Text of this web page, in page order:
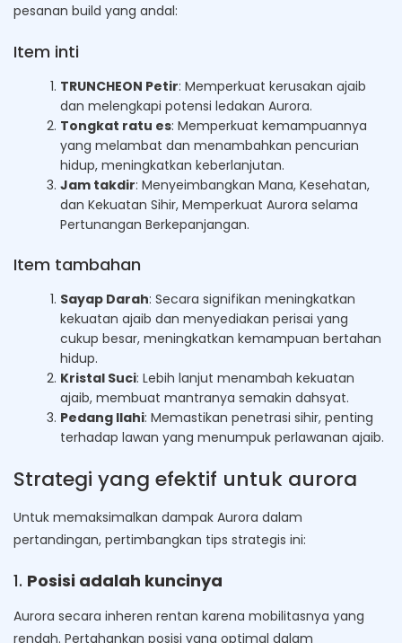
pesanan build yang andal:
Item inti
TRUNCHEON Petir: Memperkuat kerusakan ajaib
dan melengkapi potensi ledakan Aurora.
Tongkat ratu es: Memperkuat kemampuannya
yang melambat dan menambahkan pencurian
hidup, meningkatkan keberlanjutan.
Jam takdir: Menyeimbangkan Mana, Kesehatan,
dan Kekuatan Sihir, Memperkuat Aurora selama
Pertunangan Berkepanjangan.
Item tambahan
Sayap Darah: Secara signifikan meningkatkan
kekuatan ajaib dan menyediakan perisai yang
cukup besar, meningkatkan kemampuan bertahan
hidup.
Kristal Suci: Lebih lanjut menambah kekuatan
ajaib, membuat mantranya semakin dahsyat.
Pedang Ilahi: Memastikan penetrasi sihir, penting
terhadap lawan yang menumpuk perlawanan ajaib.
Strategi yang efektif untuk aurora
Untuk memaksimalkan dampak Aurora dalam
pertandingan, pertimbangkan tips strategis ini:
1. Posisi adalah kuncinya
Aurora secara inheren rentan karena mobilitasnya yang
rendah. Pertahankan posisi yang optimal dalam